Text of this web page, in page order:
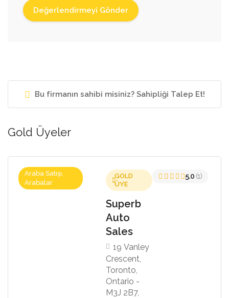
Bu firmanın sahibi misiniz? Sahipliği Talep Et!
Gold Üyeler
Araba Satışı,
Arabalar
GOLD
ÜYE
Superb
Auto
Sales
19 Vanley
Crescent,
Toronto,
Ontario -
M3J 2B7,
5.0 (1)